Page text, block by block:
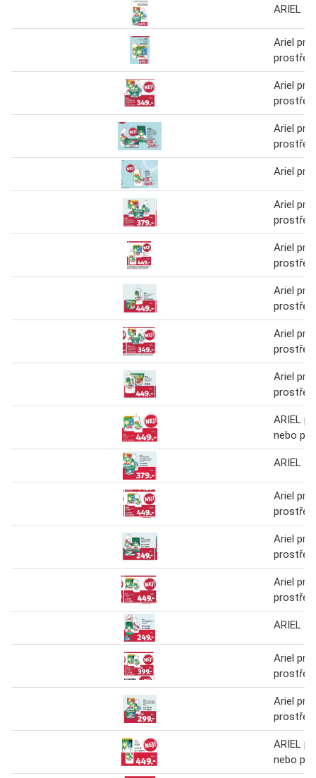
ARIEL
Ariel
Ariel
Ariel
Ariel
Ariel
Ariel
Ariel
Ariel
Ariel
ARIEL
nebo
ARIEL
Ariel
Ariel
Ariel
ARIEL
Ariel
Ariel
ARIEL
nebo